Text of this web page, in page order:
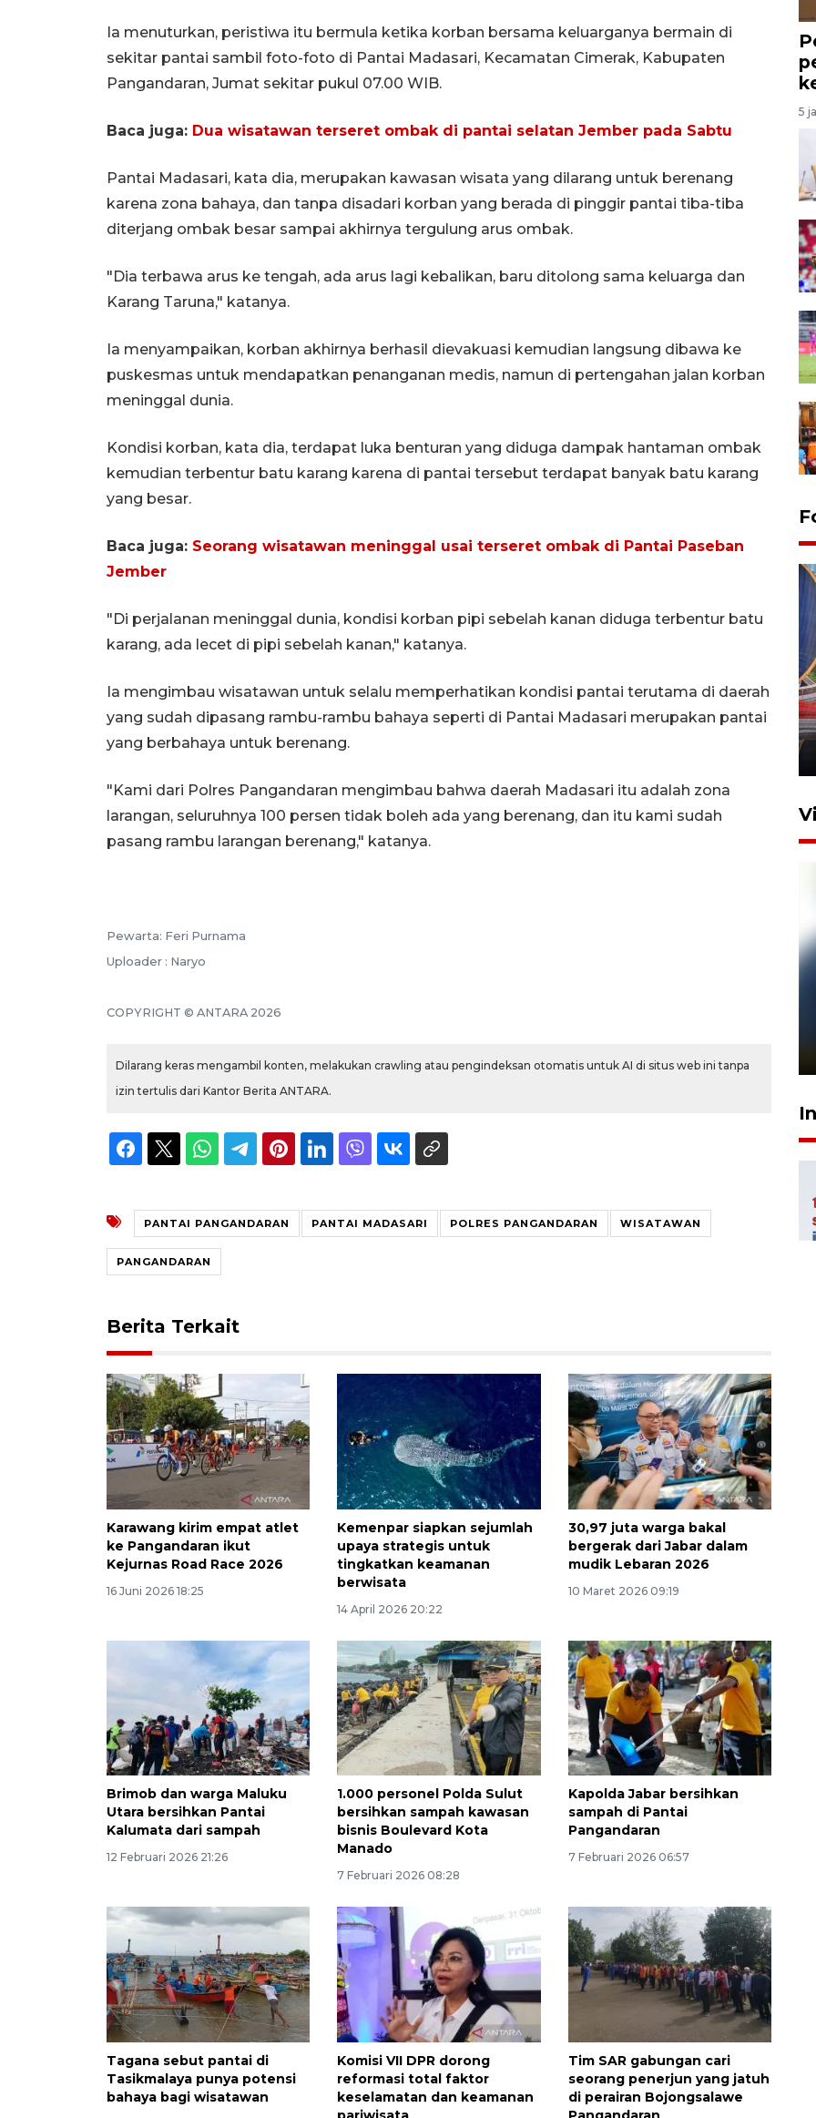
Ia menuturkan, peristiwa itu bermula ketika korban bersama keluarganya bermain di
sekitar pantai sambil foto-foto di Pantai Madasari, Kecamatan Cimerak, Kabupaten
Pangandaran, Jumat sekitar pukul 07.00 WIB.
Baca juga: Dua wisatawan terseret ombak di pantai selatan Jember pada Sabtu
Pantai Madasari, kata dia, merupakan kawasan wisata yang dilarang untuk berenang
karena zona bahaya, dan tanpa disadari korban yang berada di pinggir pantai tiba-tiba
diterjang ombak besar sampai akhirnya tergulung arus ombak.
"Dia terbawa arus ke tengah, ada arus lagi kebalikan, baru ditolong sama keluarga dan
Karang Taruna," katanya.
Ia menyampaikan, korban akhirnya berhasil dievakuasi kemudian langsung dibawa ke
puskesmas untuk mendapatkan penanganan medis, namun di pertengahan jalan korban
meninggal dunia.
Kondisi korban, kata dia, terdapat luka benturan yang diduga dampak hantaman ombak
kemudian terbentur batu karang karena di pantai tersebut terdapat banyak batu karang
yang besar.
Baca juga: Seorang wisatawan meninggal usai terseret ombak di Pantai Paseban
Jember
"Di perjalanan meninggal dunia, kondisi korban pipi sebelah kanan diduga terbentur batu
karang, ada lecet di pipi sebelah kanan," katanya.
Ia mengimbau wisatawan untuk selalu memperhatikan kondisi pantai terutama di daerah
yang sudah dipasang rambu-rambu bahaya seperti di Pantai Madasari merupakan pantai
yang berbahaya untuk berenang.
"Kami dari Polres Pangandaran mengimbau bahwa daerah Madasari itu adalah zona
larangan, seluruhnya 100 persen tidak boleh ada yang berenang, dan itu kami sudah
pasang rambu larangan berenang," katanya.
Pewarta: Feri Purnama
Uploader : Naryo
COPYRIGHT © ANTARA 2026
Dilarang keras mengambil konten, melakukan crawling atau pengindeksan otomatis untuk AI di situs web ini tanpa
izin tertulis dari Kantor Berita ANTARA.
PANTAI PANGANDARAN PANTAI MADASARI POLRES PANGANDARAN WISATAWAN
PANGANDARAN
Berita Terkait
Karawang kirim empat atlet
ke Pangandaran ikut
Kejurnas Road Race 2026
16 Juni 2026 18:25
Kemenpar siapkan sejumlah
upaya strategis untuk
tingkatkan keamanan
berwisata
14 April 2026 20:22
30,97 juta warga bakal
bergerak dari Jabar dalam
mudik Lebaran 2026
10 Maret 2026 09:19
Brimob dan warga Maluku
Utara bersihkan Pantai
Kalumata dari sampah
12 Februari 2026 21:26
1.000 personel Polda Sulut
bersihkan sampah kawasan
bisnis Boulevard Kota
Manado
7 Februari 2026 08:28
Kapolda Jabar bersihkan
sampah di Pantai
Pangandaran
7 Februari 2026 06:57
Tagana sebut pantai di
Tasikmalaya punya potensi
bahaya bagi wisatawan
Komisi VII DPR dorong
reformasi total faktor
keselamatan dan keamanan
Tim SAR gabungan cari
seorang penerjun yang jatuh
di perairan Bojongsalawe
5
Komisi V DPR tinjau
perlintasan sebidang di
Stasiun Bogor
Ekonomi triwulan II-2026
tumbuh 5,29 persen
2026-08-06 18:45:00